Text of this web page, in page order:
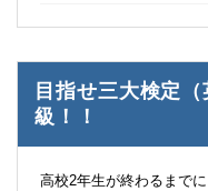
目指せ三大検定
級！！
高校2年生が終わるまでに